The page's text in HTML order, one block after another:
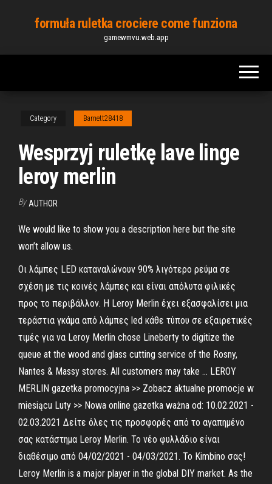
content
formuła ruletka crociere come funziona
gamewmvu.web.app
Category Barnett28418
Wesprzyj ruletkę lave linge
leroy merlin
By AUTHOR
We would like to show you a description here but the site
won’t allow us.
Οι λάμπες LED καταναλώνουν 90% λιγότερο ρεύμα σε
σχέση με τις κοινές λάμπες και είναι απόλυτα φιλικές
προς το περιβάλλον. Η Leroy Merlin έχει εξασφαλίσει μια
τεράστια γκάμα από λάμπες led κάθε τύπου σε εξαιρετικές
τιμές για να Leroy Merlin chose Lineberty to digitize the
queue at the wood and glass cutting service of the Rosny,
Nantes & Massy stores. All customers may take … LEROY
MERLIN gazetka promocyjna >> Zobacz aktualne promocje w
miesiącu Luty >> Nowa online gazetka ważna od: 10.02.2021 -
02.03.2021 Δείτε όλες τις προσφορές από το αγαπημένο
σας κατάστημα Leroy Merlin. Το νέο φυλλάδιο είναι
διαθέσιμο από 04/02/2021 - 04/03/2021. Το Kimbino σας!
Leroy Merlin is a major player in the global DIY market. As the